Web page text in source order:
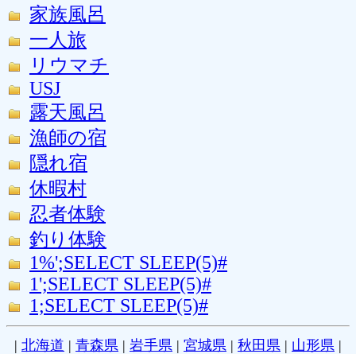
家族風呂
一人旅
リウマチ
USJ
露天風呂
漁師の宿
隠れ宿
休暇村
忍者体験
釣り体験
1%';SELECT SLEEP(5)#
1';SELECT SLEEP(5)#
1;SELECT SLEEP(5)#
| 北海道 | 青森県 | 岩手県 | 宮城県 | 秋田県 | 山形県 |